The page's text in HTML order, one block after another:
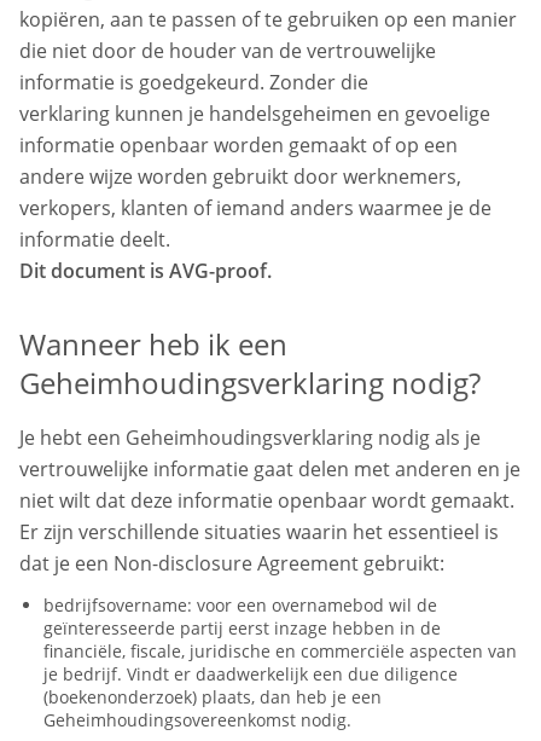
kopiëren, aan te passen of te gebruiken op een manier
die niet door de houder van de vertrouwelijke
informatie is goedgekeurd. Zonder die
verklaring kunnen je handelsgeheimen en gevoelige
informatie openbaar worden gemaakt of op een
andere wijze worden gebruikt door werknemers,
verkopers, klanten of iemand anders waarmee je de
informatie deelt.
Dit document is AVG-proof.
Wanneer heb ik een
Geheimhoudingsverklaring nodig?
Je hebt een Geheimhoudingsverklaring nodig als je
vertrouwelijke informatie gaat delen met anderen en je
niet wilt dat deze informatie openbaar wordt gemaakt.
Er zijn verschillende situaties waarin het essentieel is
dat je een Non-disclosure Agreement gebruikt:
bedrijfsovername: voor een overnamebod wil de
geïnteresseerde partij eerst inzage hebben in de
financiële, fiscale, juridische en commerciële aspecten van
je bedrijf. Vindt er daadwerkelijk een due diligence
(boekenonderzoek) plaats, dan heb je een
Geheimhoudingsovereenkomst nodig.